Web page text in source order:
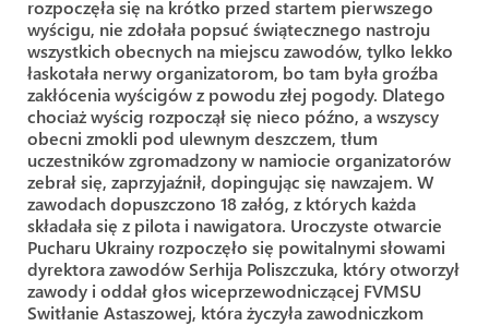
rozpoczęła się na krótko przed startem pierwszego
wyścigu, nie zdołała popsuć świątecznego nastroju
wszystkich obecnych na miejscu zawodów, tylko lekko
łaskotała nerwy organizatorom, bo tam była groźba
zakłócenia wyścigów z powodu złej pogody. Dlatego
chociaż wyścig rozpoczął się nieco późno, a wszyscy
obecni zmokli pod ulewnym deszczem, tłum
uczestników zgromadzony w namiocie organizatorów
zebrał się, zaprzyjaźnił, dopingując się nawzajem. W
zawodach dopuszczono 18 załóg, z których każda
składała się z pilota i nawigatora. Uroczyste otwarcie
Pucharu Ukrainy rozpoczęło się powitalnymi słowami
dyrektora zawodów Serhija Poliszczuka, który otworzył
zawody i oddał głos wiceprzewodniczącej FVMSU
Switłanie Astaszowej, która życzyła zawodniczkom